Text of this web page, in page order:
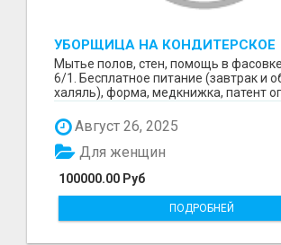
УБОРЩИЦА НА КОНДИТЕРСКОЕ
ПРОИЗВОДСТВО (МАРЬИНО/
Мытье полов, стен, помощь в
6/1. Бесплатное питание (завтрак и
халяль), форма, медкнижка, патент
Август 26, 2025
100000.00 Руб
Для женщин
ПОДРОБНЕЙ